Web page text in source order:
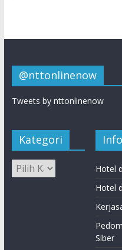
@nttonlinenow
Tweets by nttonlinenow
Kategori
Hotel
Hotel
Siber